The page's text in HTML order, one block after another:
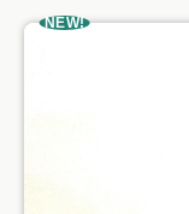
NEW!